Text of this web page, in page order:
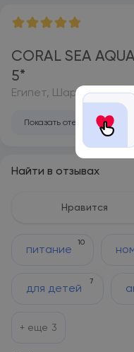
CORAL SEA
5*
Египет, Шарм-эль-
Показать отель на карте
Найти в отзывах
Нравится
питание
10
для детей
7
+ еще 3